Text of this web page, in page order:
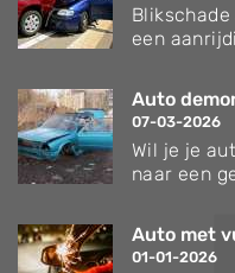
een
Auto
07-03-2026
Wil je je
naar een
Auto met
01-01-2026